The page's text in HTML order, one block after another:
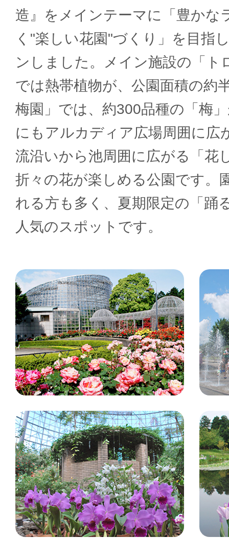
造』をメインテーマに「豊かな
く"楽しい花園"づくり」を目指
ンしました。メイン施設の「ト
では熱帯植物が、公園面積の約
梅園」では、約300品種の「梅
にもアルカディア広場周囲に広
流沿いから池周囲に広がる「花
折々の花が楽しめる公園です。
れる方も多く、夏期限定の「踊
人気のスポットです。